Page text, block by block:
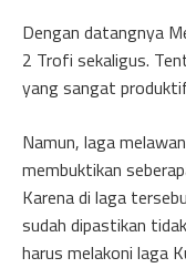
Dengan datangnya
2 Trofi sekaligus.
yang sangat
Namun, laga
membuktikan
Karena di laga
sudah dipastikan
harus melakoni laga